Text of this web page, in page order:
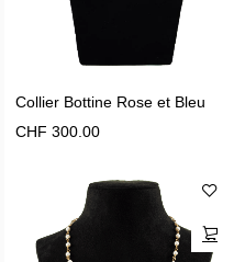
Collier Bottine Rose et Bleu
CHF 300.00